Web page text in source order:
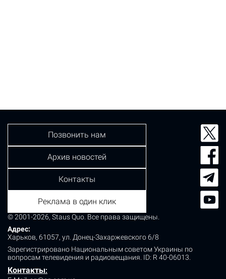
© 2001-2026, Staus Quo. Все права защищены.
Адрес:
Харьков, 61057, ул. Донец-Захаржевского 6/8
Зарегистрировано Национальным советом Украины по
вопросам телевидения и радиовещания. ID: R 40-06013.
Контакты:
Позвонить нам
Архив новостей
Контакты
Реклама в один клик